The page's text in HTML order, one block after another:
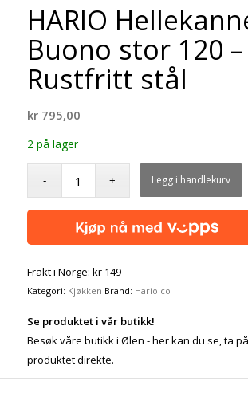
HARIO
Buono stor 120 –
Rustfritt stål
kr795,00
2 på lager
Legg i handlekurv
Frakt i Norge: kr 149
Kategori: Kjøkken Brand: Hario co
Se produktet i vår butikk!
Besøk våre butikk i Ølen - her kan du se, ta
produktet direkte.